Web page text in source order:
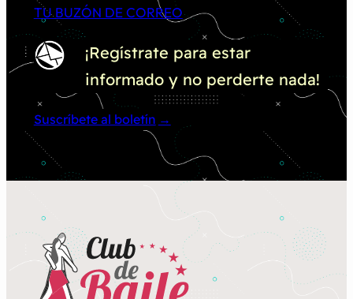
TU BUZÓN DE CORREO
¡Regístrate para estar
informado y no perderte nada!
Suscríbete al boletín